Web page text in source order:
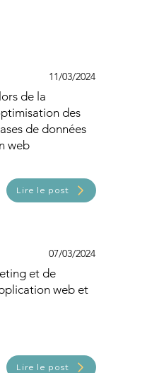
11/03/2024
de la
des
de données
web
Lire le post
07/03/2024
et de
web et
Lire le post